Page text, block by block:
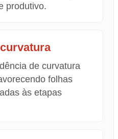
produtivo.
de curvatura
folhas
às etapas